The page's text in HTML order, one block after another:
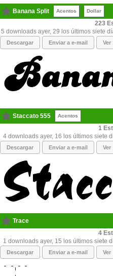
Banana Split Acentos Dollar
223
5 downloads ayer, 29 los últimos siete
Descargar Enviar a e-mail Ver
Staccato 555 Acentos
1
4 downloads ayer, 16 los últimos siete
Descargar Enviar a e-mail Ver
Trace
4
1 downloads ayer, 15 los últimos siete
Descargar Enviar a e-mail Ver